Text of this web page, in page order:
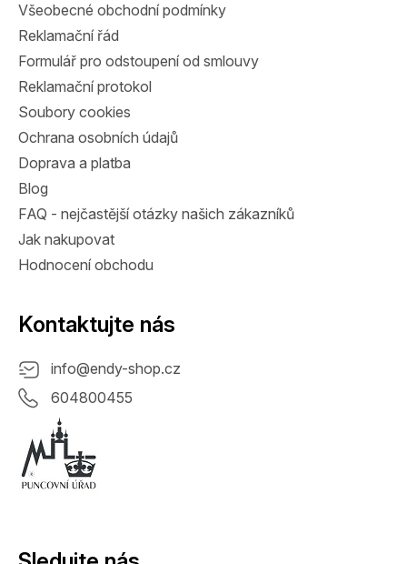
Všeobecné obchodní podmínky
Reklamační řád
Formulář pro odstoupení od smlouvy
Reklamační protokol
Soubory cookies
Ochrana osobních údajů
Doprava a platba
Blog
FAQ - nejčastější otázky našich zákazníků
Jak nakupovat
Hodnocení obchodu
Kontaktujte nás
info@endy-shop.cz
604800455